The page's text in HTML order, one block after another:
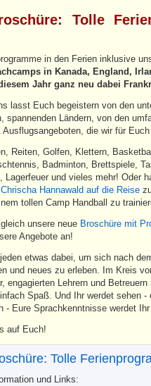
Tolle
in den Ferien inklusive
in Kanada, England,
Jahr ganz neu dabei
lasst Euch begeistern von den
spannenden Ländern, von den
die wir für
Reiten, Golfen, Klettern,
Badminton, Brettspiele,
Lagerfeuer und vieles mehr! Oder
Hannawald auf die Reise
tollen Camp Handball zu
unsere neue Broschüre mit
Angebote an!
etwas dabei, um sich nach
und neues zu erleben. Im Kreis
engagierten Lehrern und
Spaß. Und Ihr werdet sehen
- Eure Sprachkenntnisse werdet
auf Euch!
Tolle
und Links: